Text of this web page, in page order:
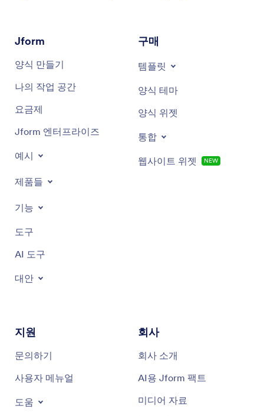
Jform
양식 만들기
나의 작업 공간
요금제
Jform 엔터프라이즈
예시
제품들
기능
도구
AI 도구
대안
구매
템플릿
양식 테마
양식 위젯
통합
웹사이트 위젯 NEW
지원
문의하기
사용자 메뉴얼
도움
회사
회사 소개
AI용 Jform 팩트
미디어 자료